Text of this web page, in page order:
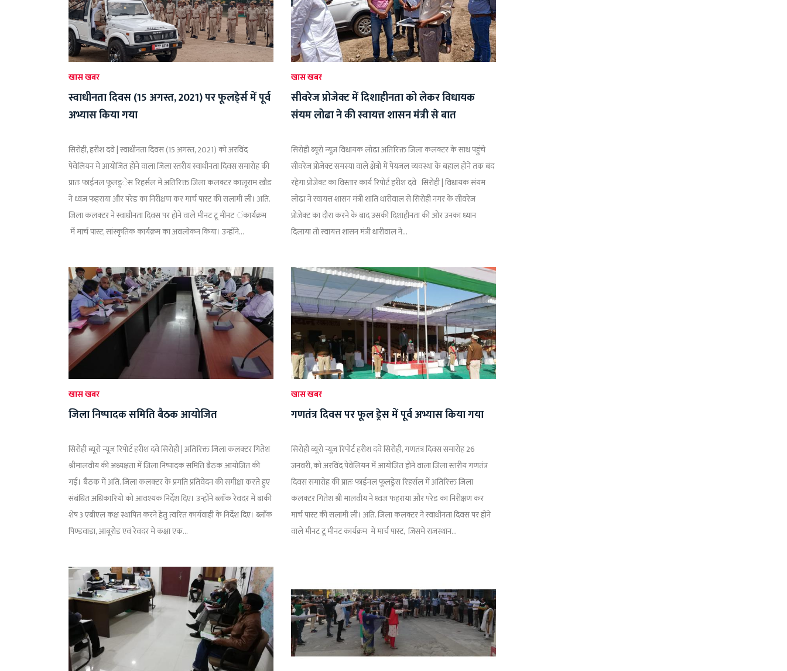
खास खबर
स्वाधीनता दिवस (15 अगस्त, 2021) पर फूलडे्र्स में पूर्व
अभ्यास किया गया
सिरोही, हरीश दवे | स्वाधीनता दिवस (15 अगस्त, 2021) को अरविंद
पेवेलियन में आयोजित होने वाला जिला स्तरीय स्वाधीनता दिवस समारोह की
प्रातः फाईनल फूलड्र्ेस रिहर्सल में अतिरिक्त जिला कलक्टर कालूराम खौड
ने ध्वज फहराया और परेड का निरीक्षण कर मार्च पास्ट की सलामी ली। अति.
जिला कलक्टर ने स्वाधीनता दिवस पर होने वाले मीनट टू मीनट ंकार्यक्रम
में मार्च पास्ट, सांस्कृतिक कार्यक्रम का अवलोकन किया। उन्होंने...
खास खबर
सीवरेज प्रोजेक्ट में दिशाहीनता को लेकर विधायक
संयम लोढा ने की स्वायत्त शासन मंत्री से बात
सिरोही ब्यूरो न्यूज़ विधायक लोढा अतिरिक्त जिला कलक्टर के साथ पहुंचे
सीवरेज प्रोजेक्ट समस्या वाले क्षेत्रों में पेयजल व्यवस्था के बहाल होने तक बंद
रहेगा प्रोजेक्ट का विस्तार कार्य रिपोर्ट हरीश दवे सिरोही | विधायक संयम
लोढा ने स्वायत्त शासन मंत्री शांति धारीवाल से सिरोही नगर के सीवरेज
प्रोजेक्ट का दौरा करने के बाद उसकी दिशाहीनता की ओर उनका ध्यान
दिलाया तो स्वायत्त शासन मंत्री धारीवाल ने...
खास खबर
जिला निष्पादक समिति बैठक आयोजित
सिरोही ब्यूरो न्यूज़ रिपोर्ट हरीश दवे सिरोही | अतिरिक्त जिला कलक्टर गितेश
श्रीमालवीय की अध्यक्षता में जिला निष्पादक समिति बैठक आयोजित की
गई। बैठक में अति. जिला कलक्टर के प्रगति प्रतिवेदन की समीक्षा करते हुए
संबंधित अधिकारियो को आवश्यक निर्देश दिए। उन्होंने ब्लाॅक रेवदर में बाकी
शेष 3 एबीएल कक्ष स्थापित करने हेतु त्वरित कार्यवाही के निर्देश दिए। ब्लाॅक
पिण्डवाडा, आबूरोड एवं रेवदर में कक्षा एक...
खास खबर
गणतंत्र दिवस पर फूल ड्रेस में पूर्व अभ्यास किया गया
सिरोही ब्यूरो न्यूज़ रिपोर्ट हरीश दवे सिरोही, गणतंत्र दिवस समारोह 26
जनवरी, को अरविंद पेवेलियन में आयोजित होने वाला जिला स्तरीय गणतंत्र
दिवस समारोह की प्रातः फाईनल फूलड्रेस रिहर्सल में अतिरिक्त जिला
कलक्टर गितेश श्री मालवीय ने ध्वज फहराया और परेड का निरीक्षण कर
मार्च पास्ट की सलामी ली। अति. जिला कलक्टर ने स्वाधीनता दिवस पर होने
वाले मीनट टू मीनट कार्यक्रम में मार्च पास्ट, जिसमें राजस्थान...